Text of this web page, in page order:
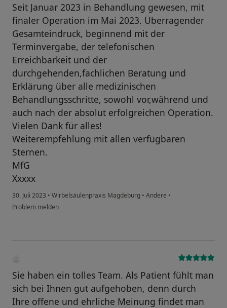
Seit Januar 2023 in Behandlung gewesen, mit
finaler Operation im Mai 2023. Überragender
Gesamteindruck, beginnend mit der
Terminvergabe, der telefonischen
Erreichbarkeit und der
durchgehenden,fachlichen Beratung und
Erklärung über alle medizinischen
Behandlungsschritte, sowohl vor,während und
auch nach der absolut erfolgreichen Operation.
Vielen Dank für alles!
Weiterempfehlung mit allen verfügbaren
Sternen.
MfG
Xxxxx
30. Juli 2023 • Wirbelsäulenpraxis Magdeburg • Andere •
Problem melden
Sie haben ein tolles Team. Als Patient fühlt man
sich bei Ihnen gut aufgehoben, denn durch
Ihre offene und ehrliche Meinung findet man